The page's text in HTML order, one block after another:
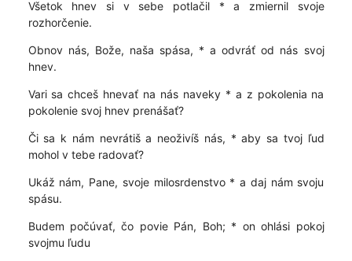
Všetok hnev si v sebe potlačil * a zmiernil svoje
rozhorčenie.
Obnov nás, Bože, naša spása, * a odvráť od nás svoj
hnev.
Vari sa chceš hnevať na nás naveky * a z pokolenia na
pokolenie svoj hnev prenášať?
Či sa k nám nevrátiš a neoživíš nás, * aby sa tvoj ľud
mohol v tebe radovať?
Ukáž nám, Pane, svoje milosrdenstvo * a daj nám svoju
spásu.
Budem počúvať, čo povie Pán, Boh; * on ohlási pokoj
svojmu ľudu